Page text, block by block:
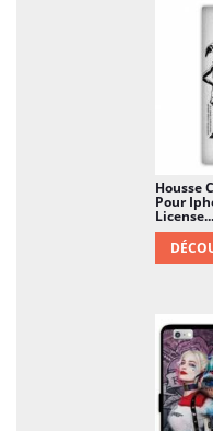
Housse
Pour
License...